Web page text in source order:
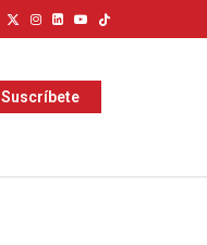
Suscríbete